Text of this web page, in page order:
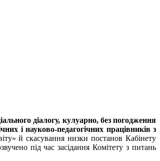
діалогу, кулуарно, без погодження
і науково-педагогічних працівників з
й скасування низки постанов Кабінету
під час засідання Комітету з питань